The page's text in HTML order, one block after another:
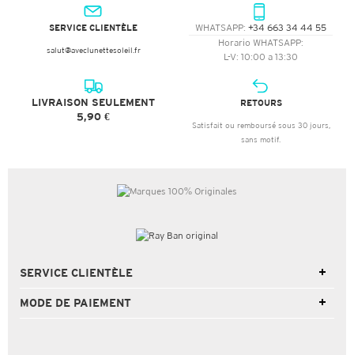
SERVICE CLIENTÈLE
salut@aveclunettesoleil.fr
WHATSAPP: +34 663 34 44 55
Horario WHATSAPP:
L-V: 10:00 a 13:30
LIVRAISON SEULEMENT
5,90 €
RETOURS
Satisfait ou remboursé sous 30 jours,
sans motif.
SERVICE CLIENTÈLE
MODE DE PAIEMENT